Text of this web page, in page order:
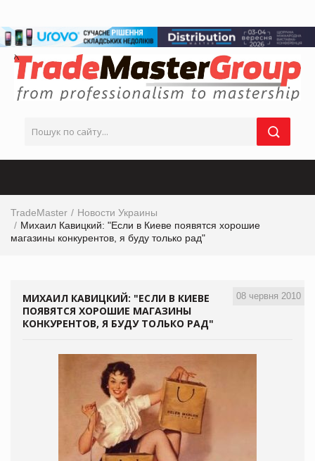
TradeMaster
Новости Украины
Михаил Кавицкий: "Если в Киеве появятся хорошие
магазины конкурентов, я буду только рад"
08 червня 2010
МИХАИЛ КАВИЦКИЙ: "ЕСЛИ В КИЕВЕ
ПОЯВЯТСЯ ХОРОШИЕ МАГАЗИНЫ
КОНКУРЕНТОВ, Я БУДУ ТОЛЬКО РАД"